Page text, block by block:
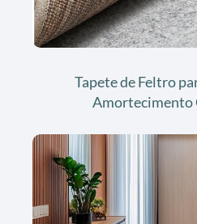
Tapete de Feltro
Amortecimento